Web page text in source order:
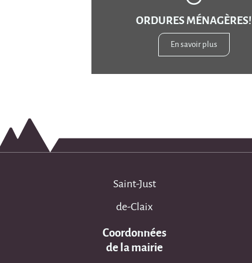
ORDURES MÉNAGÈRES!
En savoir plus
Saint-Just
de-Claix
Coordonnées
de la mairie